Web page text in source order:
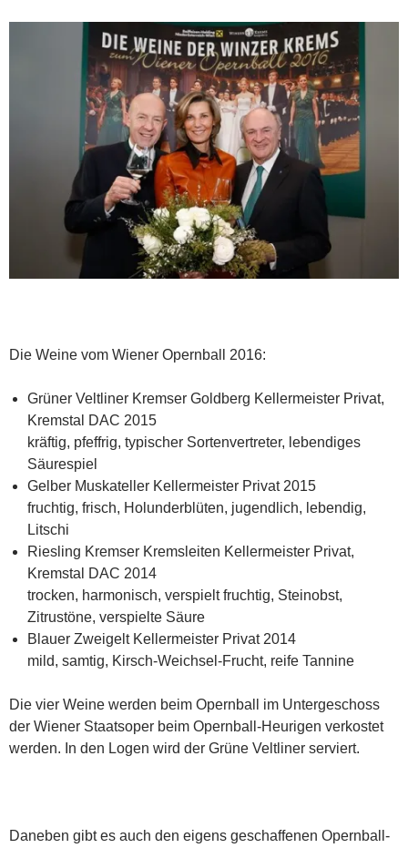
Die Weine vom Wiener Opernball 2016:
Grüner Veltliner Kremser Goldberg Kellermeister Privat,
Kremstal DAC 2015
kräftig, pfeffrig, typischer Sortenvertreter, lebendiges
Säurespiel
Gelber Muskateller Kellermeister Privat 2015
fruchtig, frisch, Holunderblüten, jugendlich, lebendig,
Litschi
Riesling Kremser Kremsleiten Kellermeister Privat,
Kremstal DAC 2014
trocken, harmonisch, verspielt fruchtig, Steinobst,
Zitrustöne, verspielte Säure
Blauer Zweigelt Kellermeister Privat 2014
mild, samtig, Kirsch-Weichsel-Frucht, reife Tannine
Die vier Weine werden beim Opernball im Untergeschoss
der Wiener Staatsoper beim Opernball-Heurigen verkostet
werden. In den Logen wird der Grüne Veltliner serviert.
Daneben gibt es auch den eigens geschaffenen Opernball-